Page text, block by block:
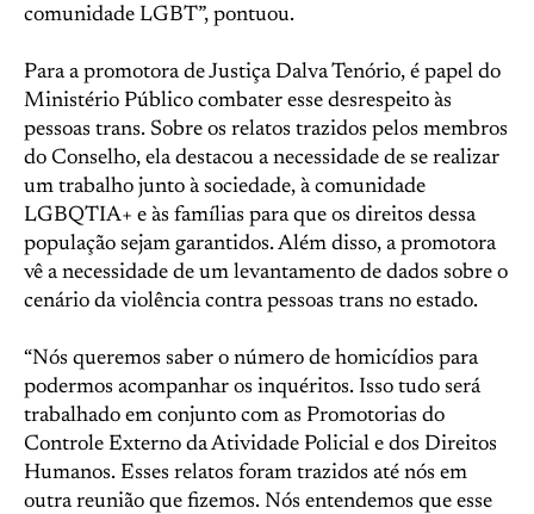
comunidade LGBT”, pontuou.
Para a promotora de Justiça Dalva Tenório, é papel do
Ministério Público combater esse desrespeito às
pessoas trans. Sobre os relatos trazidos pelos membros
do Conselho, ela destacou a necessidade de se realizar
um trabalho junto à sociedade, à comunidade
LGBQTIA+ e às famílias para que os direitos dessa
população sejam garantidos. Além disso, a promotora
vê a necessidade de um levantamento de dados sobre o
cenário da violência contra pessoas trans no estado.
“Nós queremos saber o número de homicídios para
podermos acompanhar os inquéritos. Isso tudo será
trabalhado em conjunto com as Promotorias do
Controle Externo da Atividade Policial e dos Direitos
Humanos. Esses relatos foram trazidos até nós em
outra reunião que fizemos. Nós entendemos que esse